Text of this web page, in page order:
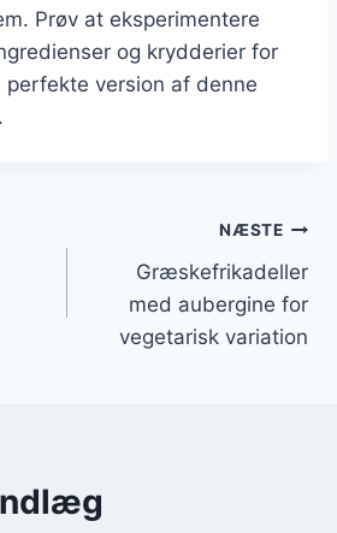
Prøv at eksperimentere
og krydderier for
version af denne
NÆSTE
Græskefrikadeller
med aubergine for
vegetarisk variation